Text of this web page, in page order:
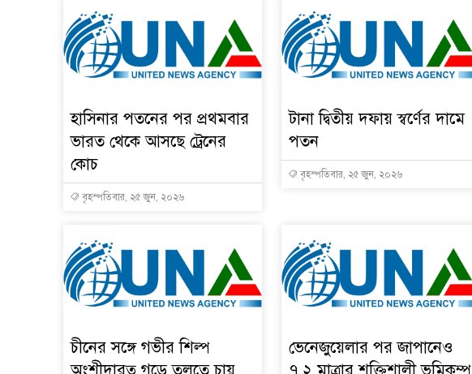
হাসিনার পতনের পর প্রথমবার
ভারত থেকে আসছে ট্রেনের
কোচ
বৃহস্পতিবার, ২৫ জুন, ২০২৬
টানা দ্বিতীয় দফায় স্বর্ণের দামে
পতন
বৃহস্পতিবার, ২৫ জুন, ২০২৬
চীনের সঙ্গে গভীর শিল্প
ভেনেজুয়েলার পর জাপানেও